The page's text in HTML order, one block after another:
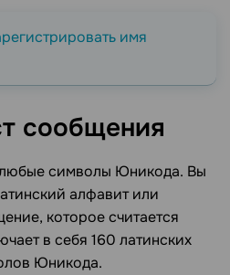
имя
сообщения
символы Юникода. Вы
алфавит или
которое считается
в себя 160 латинских
Юникода.